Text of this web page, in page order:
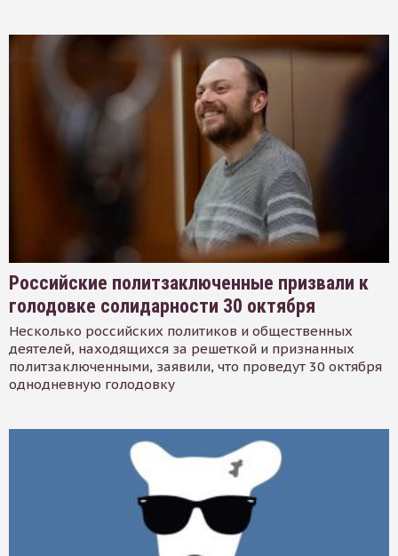
Российские политзаключенные призвали к
голодовке солидарности 30 октября
Несколько российских политиков и общественных
деятелей, находящихся за решеткой и признанных
политзаключенными, заявили, что проведут 30 октября
однодневную голодовку